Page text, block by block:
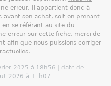
erreur. Il appartient donc à
avant son achat, soit en prenant
se référant au site du
erreur sur cette fiche, merci de
afin que nous puissions corriger
2025 à 18h56 | date de
2026 à 11h07